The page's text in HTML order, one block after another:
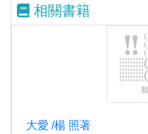
相關書籍
大愛 /楊 照著